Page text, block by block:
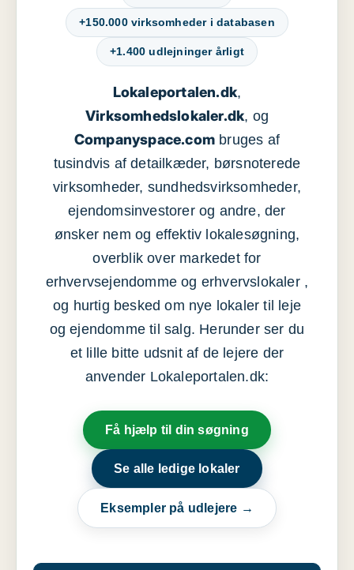
+150.000 virksomheder i databasen
+1.400 udlejninger årligt
Lokaleportalen.dk,
Virksomhedslokaler.dk, og
Companyspace.com bruges af
tusindvis af detailkæder, børsnoterede
virksomheder, sundhedsvirksomheder,
ejendomsinvestorer og andre, der
ønsker nem og effektiv lokalesøgning,
overblik over markedet for
erhvervsejendomme og erhvervslokaler ,
og hurtig besked om nye lokaler til leje
og ejendomme til salg. Herunder ser du
et lille bitte udsnit af de lejere der
anvender Lokaleportalen.dk:
Få hjælp til din søgning
Se alle ledige lokaler
Eksempler på udlejere →